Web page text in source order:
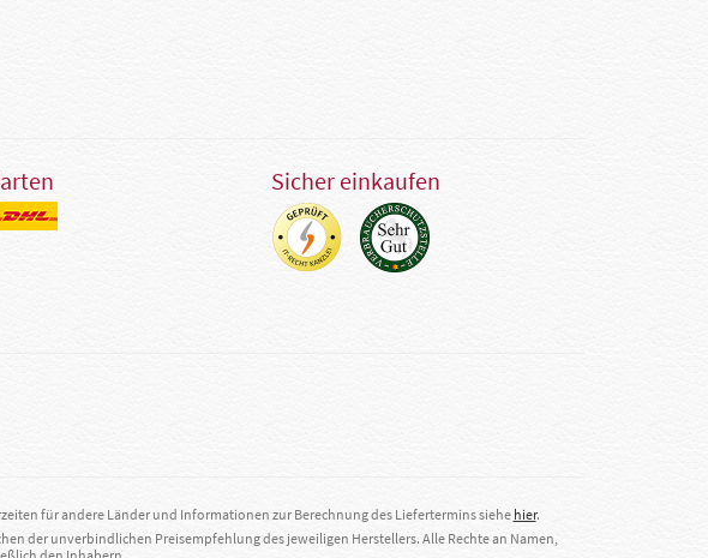
Sicher einkaufen
für andere Länder und Informationen zur Berechnung des Liefertermins siehe hier.
der unverbindlichen Preisempfehlung des jeweiligen Herstellers. Alle Rechte an Namen,